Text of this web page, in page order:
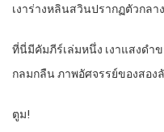
เงาร่างหลินสวินปรากฏตัวกล
ที่นี่มีคัมภีร์เล่มหนึ่ง เงาแสงดำ
กลมกลืน ภาพอัศจรรย์ของสอง
ตูม!